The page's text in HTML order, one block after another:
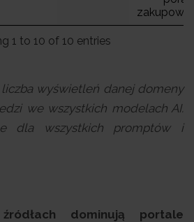
1 to 10 of 10 entries
liczba wyświetleń danej domeny
we wszystkich modelach AI.
dla wszystkich promptów i
dominują portale